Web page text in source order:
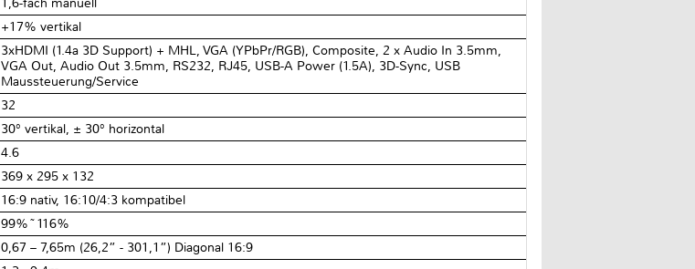
+17% vertikal
3xHDMI (1.4a 3D Support) + MHL, VGA (YPbPr/RGB), Composite, 2 x Audio In 3.5mm,
VGA Out, Audio Out 3.5mm, RS232, RJ45, USB-A Power (1.5A), 3D-Sync, USB
Maussteuerung/Service
32
30° vertikal, ± 30° horizontal
4.6
369 x 295 x 132
16:9 nativ, 16:10/4:3 kompatibel
99%~116%
0,67 – 7,65m (26,2” - 301,1”) Diagonal 16:9